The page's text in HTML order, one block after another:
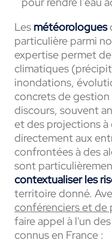
Les météorologues
particulière parmi
expertise permet
climatiques
inondations,
concrets de gestion
discours, souvent
et des projections
directement aux
confrontées à des
sont
contextualiser les
territoire donné.
conférenciers et de
faire appel à l'un
connus en France :